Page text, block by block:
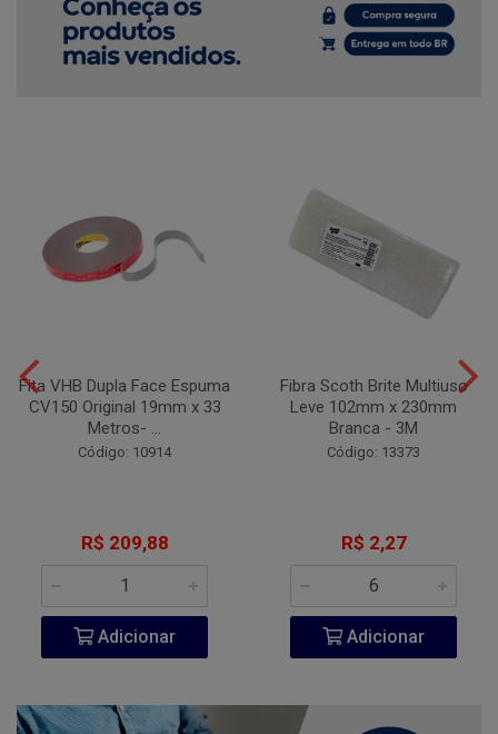
Fita VHB Dupla Face Espuma
CV150 Original 19mm x 33
Metros- ...
Código: 10914
R$ 209,88
Adicionar
Fibra Scoth Brite Multiuso
Leve 102mm x 230mm
Branca - 3M
Código: 13373
R$ 2,27
Adicionar